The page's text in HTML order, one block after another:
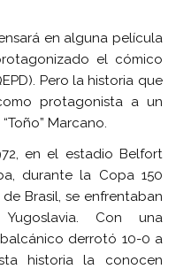
en alguna película
el cómico
Pero la historia que
protagonista a un
Marcano.
en el estadio Belfort
durante la Copa 150
Brasil, se enfrentaban
Con una
derrotó 10-0 a
historia la conocen